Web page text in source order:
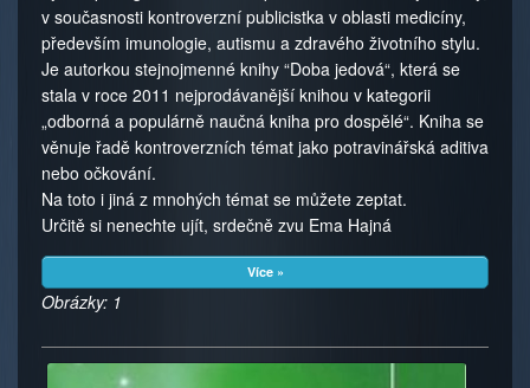
v současnosti kontroverzní publicistka v oblasti medicíny,
především imunologie, autismu a zdravého životního stylu.
Je autorkou stejnojmenné knihy “Doba jedová“, která se
stala v roce 2011 nejprodá­vanější knihou v kategorii
„odborná a populárně naučná kniha pro dospělé“. Kniha se
věnuje řadě kontroverzních témat jako potravinářská aditiva
nebo očkování.
Na toto i jiná z mnohých témat se můžete zeptat.
Určitě si nenechte ujít, srdečně zvu Ema Hajná
Více »
Obrázky: 1